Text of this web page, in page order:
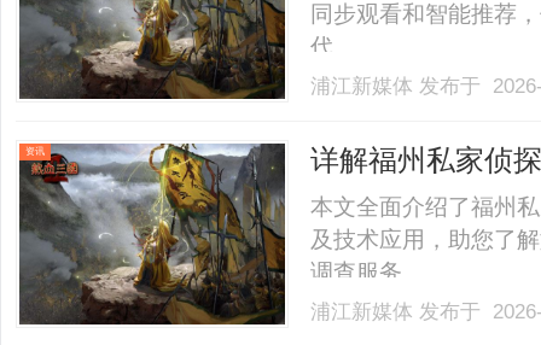
同步观看和智能推荐
代。......
浦江新媒体 发布于
资讯 详解福州私家侦
本文全面介绍了福州
及技术应用，助您了
调查服务。......
浦江新媒体 发布于